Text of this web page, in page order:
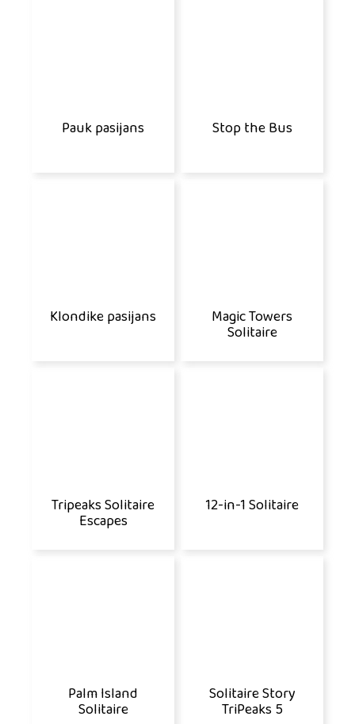
Tripeaks Solitaire
Escapes
12-in-1 Solitaire
Palm Island
Solitaire
Solitaire Story
TriPeaks 5
Pauk pasijans Stop the Bus
Klondike pasijans Magic Towers
Solitaire